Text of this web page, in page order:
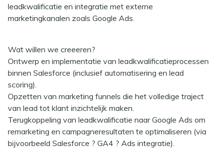
leadkwalificatie en integratie met externe
marketingkanalen zoals Google Ads.
Wat willen we creeeren?
Ontwerp en implementatie van leadkwalificatieprocessen
binnen Salesforce (inclusief automatisering en lead
scoring).
Opzetten van marketing funnels die het volledige traject
van lead tot klant inzichtelijk maken.
Terugkoppeling van leadkwalificatie naar Google Ads om
remarketing en campagneresultaten te optimaliseren (via
bijvoorbeeld Salesforce ? GA4 ? Ads integratie).